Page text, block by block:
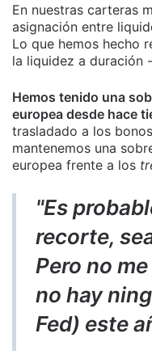
En nuestras carteras
asignación entre
Lo que hemos hecho
la liquidez a duración
Hemos tenido una
europea desde hace
trasladado a los
mantenemos una
europea frente a los
"Es
recorte,
Pero no
no hay
Fed) este